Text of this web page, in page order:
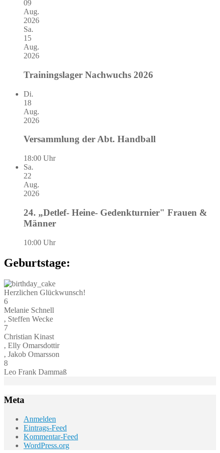
09
Aug.
2026
Sa.
15
Aug.
2026
Trainingslager Nachwuchs 2026
Di.
18
Aug.
2026
Versammlung der Abt. Handball
18:00 Uhr
Sa.
22
Aug.
2026
24. „Detlef- Heine- Gedenkturnier" Frauen &
Männer
10:00 Uhr
Geburtstage:
Herzlichen Glückwunsch!
6
Melanie Schnell
, Steffen Wecke
7
Christian Kinast
, Elly Omarsdottir
, Jakob Omarsson
8
Leo Frank Dammaß
Meta
Anmelden
Eintrags-Feed
Kommentar-Feed
WordPress.org